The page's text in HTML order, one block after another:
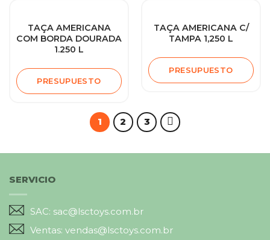
TAÇA AMERICANA
COM BORDA DOURADA
1.250 L
PRESUPUESTO
TAÇA AMERICANA C/
TAMPA 1,250 L
PRESUPUESTO
1 2 3
SERVICIO
SAC: sac@lsctoys.com.br
Ventas: vendas@lsctoys.com.br